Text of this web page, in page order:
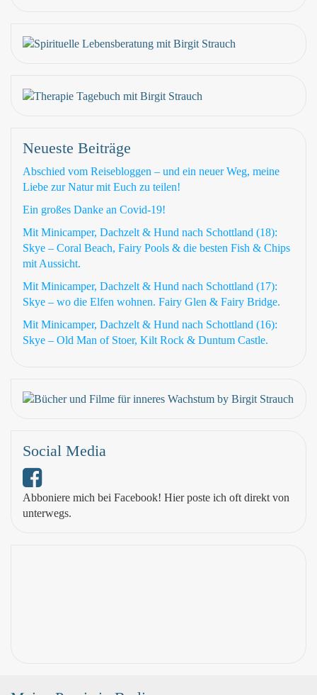
Neueste Beiträge
Abschied vom Reisebloggen – und ein neuer Weg, meine
Liebe zur Natur mit Euch zu teilen!
Ein großes Danke an Covid-19!
Mit Minicamper, Dachzelt & Hund nach Schottland (18):
Skye – Coral Beach, Fairy Pools & die besten Fish & Chips
mit Aussicht.
Mit Minicamper, Dachzelt & Hund nach Schottland (17):
Skye – wo die Elfen wohnen. Fairy Glen & Fairy Bridge.
Mit Minicamper, Dachzelt & Hund nach Schottland (16):
Skye – Old Man of Stoer, Kilt Rock & Duntum Castle.
Social Media
Abboniere mich bei Facebook! Hier poste ich oft direkt von
unterwegs.